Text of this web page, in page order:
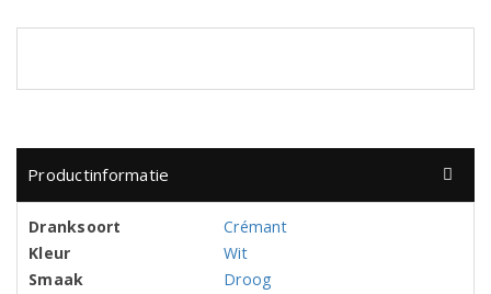
Productinformatie
Dranksoort
Crémant
Kleur
Wit
Smaak
Droog